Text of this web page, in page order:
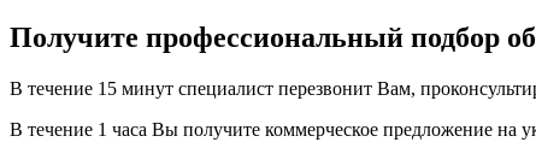
Получите профессиональный подбор
В течение 15 минут специалист перезвонит Вам,
В течение 1 часа Вы получите коммерческое предложение на